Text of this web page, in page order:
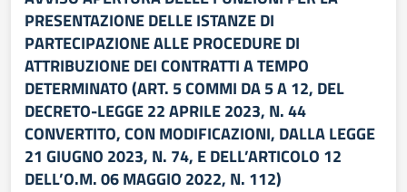
PRESENTAZIONE DELLE ISTANZE DI
PARTECIPAZIONE ALLE PROCEDURE DI
ATTRIBUZIONE DEI CONTRATTI A TEMPO
DETERMINATO (ART. 5 COMMI DA 5 A 12, DEL
DECRETO-LEGGE 22 APRILE 2023, N. 44
CONVERTITO, CON MODIFICAZIONI, DALLA LEGGE
21 GIUGNO 2023, N. 74, E DELL’ARTICOLO 12
DELL’O.M. 06 MAGGIO 2022, N. 112)